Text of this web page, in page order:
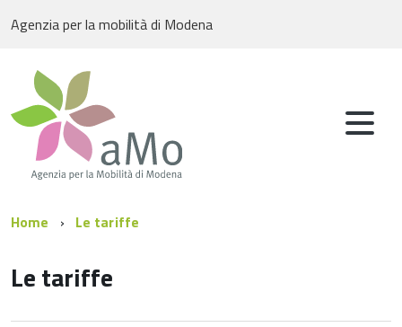
Agenzia per la mobilità di Modena
Home Le tariffe
Le tariffe